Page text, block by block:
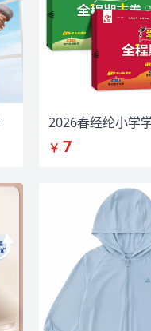
￥ 7